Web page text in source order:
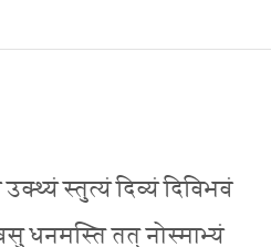
उक्थ्यं स्तुत्यं दिव्यं दिविभवं
धनमस्ति तत् नोस्माभ्यं